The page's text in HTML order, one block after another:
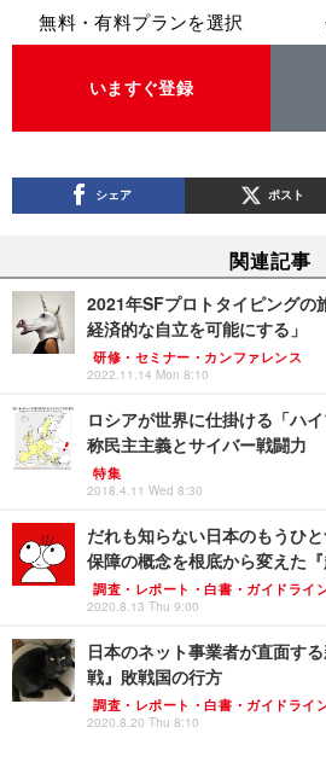
無料・有料プランを選択
いますぐ登録
シェア ポスト
関連記事
2021年SFプロトタイピングの
経済的な自立を可能にする」
研修・セミナー・カンファレンス
2022.11.14 Mon 8:10
ロシアが世界に仕掛ける「ハ
称民主主義とサイバー戦闘力
特集
2018.4.11 Wed 8:30
だれも知らない日本のもうひ
保障の概念を根底から変えた
調査・レポート・白書・ガイドライ
2020.8.13 Thu 9:00
日本のネット事業者が直面す
戦』敗戦国の行方
調査・レポート・白書・ガイドライ
2020.8.20 Thu 8:10